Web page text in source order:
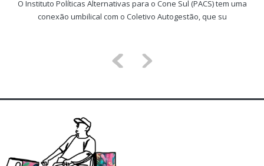
O Instituto Políticas Alternativas para o Cone Sul (PACS) tem uma
conexão umbilical com o Coletivo Autogestão, que su
< >